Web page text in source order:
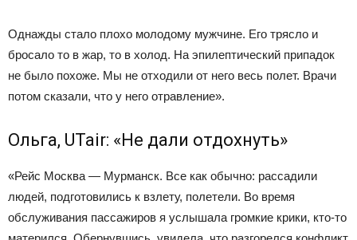
Однажды стало плохо молодому мужчине. Его трясло и
бросало то в жар, то в холод. На эпилептический припадок
не было похоже. Мы не отходили от него весь полет. Врачи
потом сказали, что у него отравление».
Ольга, UTair: «Не дали отдохнуть»
«Рейс Москва — Мурманск. Все как обычно: рассадили
людей, подготовились к взлету, полетели. Во время
обслуживания пассажиров я услышала громкие крики, кто-то